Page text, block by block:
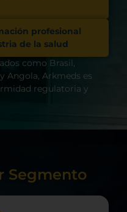
profesional
de la salud
como Brasil,
Angola, Arkmeds es
regulatoria y
Segmento